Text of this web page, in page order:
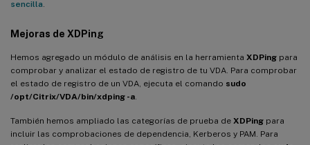
sencilla
Mejoras de XDPing
Hemos agregado un módulo de análisis en la herramienta XDPing para
comprobar y analizar el estado de registro de tu VDA. Para comprobar
el estado de registro de un VDA, ejecuta el comando sudo
/opt/Citrix/VDA/bin/xdping -a
También hemos ampliado las categorías de prueba de XDPing para
incluir las comprobaciones de dependencia, Kerberos y PAM. Para